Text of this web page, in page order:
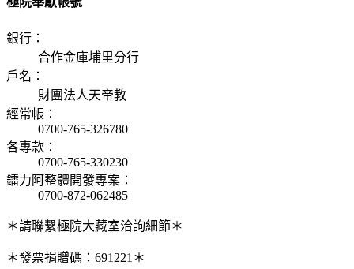
銀行 ：
合作金庫埔里分行
戶名 ：
財團法人天帝教
經常帳 ：
0700-765-326780
各專款 ：
0700-765-330230
鐳力阿整體開發專案 ：
0700-872-062485
＊請聯繫極院大藏室洽詢細節＊
＊發票捐贈碼：691221＊